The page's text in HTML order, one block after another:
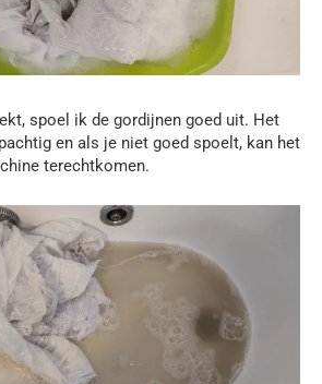
spoel ik de gordijnen goed uit. Het
en als je niet goed spoelt, kan het
terechtkomen.